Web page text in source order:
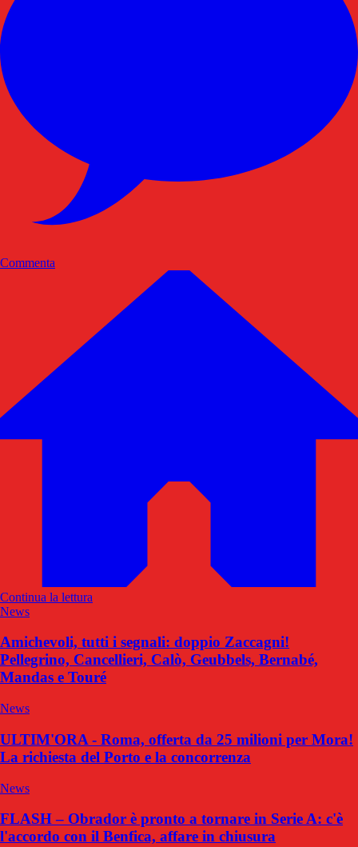
Commenta
Continua la lettura
News
Amichevoli, tutti i segnali: doppio Zaccagni!
Pellegrino, Cancellieri, Calò, Geubbels, Bernabé,
Mandas e Touré
News
ULTIM'ORA - Roma, offerta da 25 milioni per Mora!
La richiesta del Porto e la concorrenza
News
FLASH – Obrador è pronto a tornare in Serie A: c'è
l'accordo con il Benfica, affare in chiusura